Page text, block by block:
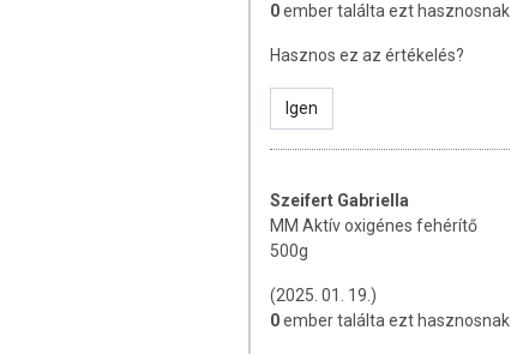
0ember találta ezt hasznosnak
Hasznos ez az értékelés?
Igen
Szeifert Gabriella
MM Aktív oxigénes fehérítő
500g
(2025. 01. 19.)
0ember találta ezt hasznosnak